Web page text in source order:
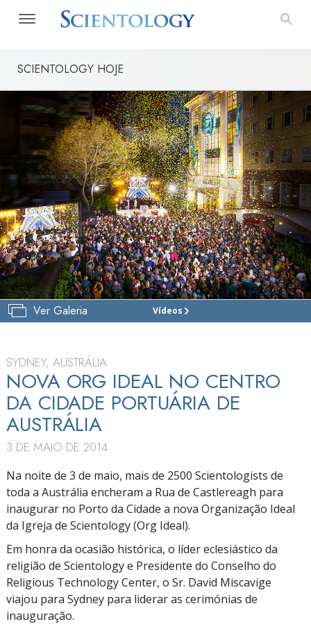
SCIENTOLOGY HOJE
Ver Galeria Vídeos
IGREJA
VISITE
SYDNEY, AUSTRÁLIA
NOVA ORG IDEAL NO CENTRO
DA CIDADE PORTUÁRIA DE
AUSTRÁLIA
3 DE MAIO DE 2014
Na noite de 3 de maio, mais de 2500 Scientologists de
toda a Austrália encheram a Rua de Castlereagh para
inaugurar no Porto da Cidade a nova Organização Ideal
da Igreja de Scientology (Org Ideal).
Em honra da ocasião histórica, o líder eclesiástico da
religião de Scientology e Presidente do Conselho do
Religious Technology Center, o Sr. David Miscavige
viajou para Sydney para liderar as cerimónias de
inauguração.